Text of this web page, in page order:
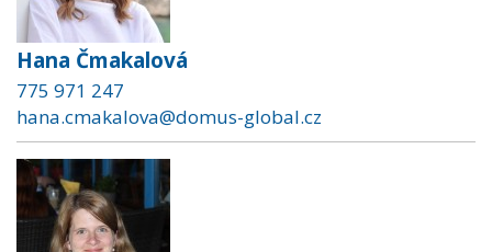
Hana Čmakalová
775 971 247
hana.cmakalova@domus-global.cz